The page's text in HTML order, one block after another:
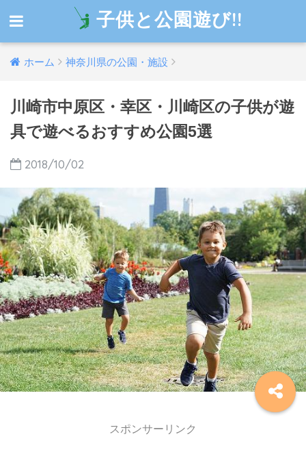
子供と公園遊び!!
ホーム 神奈川県の公園・施設
川崎市中原区・幸区・川崎区の子供が遊
具で遊べるおすすめ公園5選
2018/10/02
スポンサーリンク